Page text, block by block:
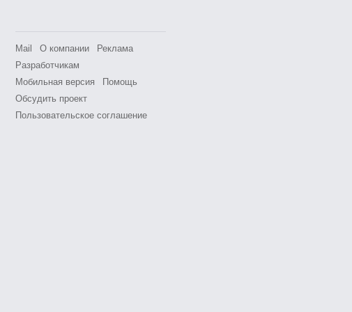
Mail О компании
Реклама
Разработчикам
Мобильная версия
Помощь
Обсудить проект
Пользовательское соглашение